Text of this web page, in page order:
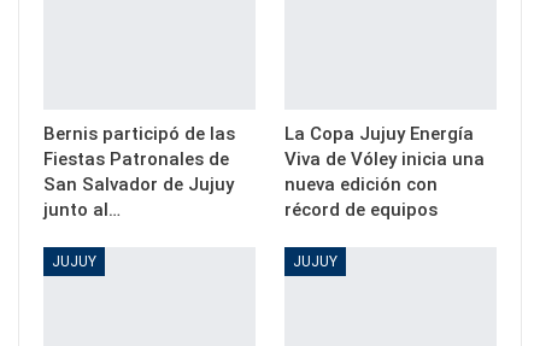
Bernis participó de las
Fiestas Patronales de
San Salvador de Jujuy
junto al…
La Copa Jujuy Energía
Viva de Vóley inicia una
nueva edición con
récord de equipos
JUJUY JUJUY